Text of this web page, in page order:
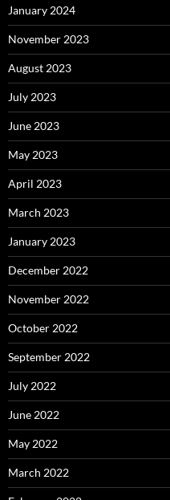
January 2024
November 2023
August 2023
July 2023
June 2023
May 2023
April 2023
March 2023
January 2023
December 2022
November 2022
October 2022
September 2022
July 2022
June 2022
May 2022
March 2022